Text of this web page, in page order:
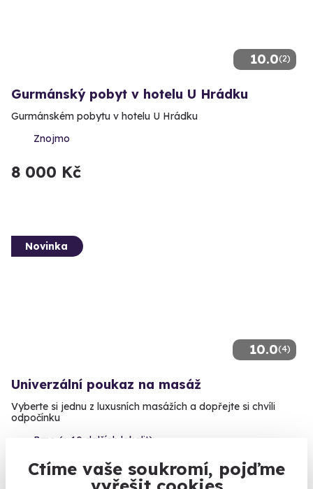
Ctíme vaše soukromí, pojďme
10.0(2)
Gurmánský pobyt v hotelu U Hrádku
Gurmánském pobytu v hotelu U Hrádku
Znojmo
8 000 Kč
10.0(4)
Novinka
Univerzální poukaz na masáž
Vyberte si jednu z luxusních masážích a dopřejte si chvíli
odpočínku
Brno (+ 10 dalších lokalit)
1 840 Kč